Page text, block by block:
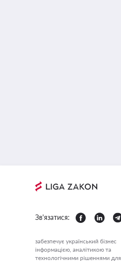
Зв'язатися:
забезпечує український бізнес
інформацією, аналітикою та
технологічними рішеннями для